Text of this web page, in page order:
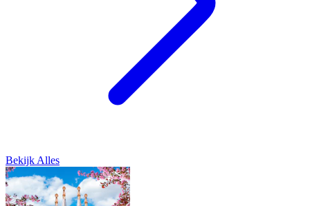
Bekijk Alles